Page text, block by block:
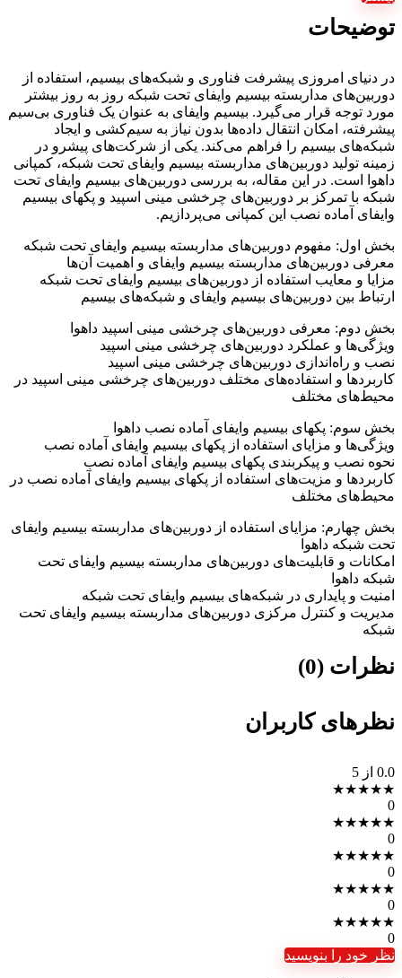
توضیحات
در دنیای امروزی پیشرفت فناوری و شبکه‌های بیسیم، استفاده از
دوربین‌های مداربسته بیسیم وایفای تحت شبکه روز به روز بیشتر
مورد توجه قرار می‌گیرد. بیسیم وایفای به عنوان یک فناوری بی‌سیم
پیشرفته، امکان انتقال داده‌ها بدون نیاز به سیم‌کشی و ایجاد
شبکه‌های بیسیم را فراهم می‌کند. یکی از شرکت‌های پیشرو در
زمینه تولید دوربین‌های مداربسته بیسیم وایفای تحت شبکه، کمپانی
داهوا است. در این مقاله، به بررسی دوربین‌های بیسیم وایفای تحت
شبکه با تمرکز بر دوربین‌های چرخشی مینی اسپید و پکهای بیسیم
وایفای آماده نصب این کمپانی می‌پردازیم.
بخش اول: مفهوم دوربین‌های مداربسته بیسیم وایفای تحت شبکه
معرفی دوربین‌های مداربسته بیسیم وایفای و اهمیت آن‌ها
مزایا و معایب استفاده از دوربین‌های بیسیم وایفای تحت شبکه
ارتباط بین دوربین‌های بیسیم وایفای و شبکه‌های بیسیم
بخش دوم: معرفی دوربین‌های چرخشی مینی اسپید داهوا
ویژگی‌ها و عملکرد دوربین‌های چرخشی مینی اسپید
نصب و راه‌اندازی دوربین‌های چرخشی مینی اسپید
کاربردها و استفاده‌های مختلف دوربین‌های چرخشی مینی اسپید در
محیط‌های مختلف
بخش سوم: پکهای بیسیم وایفای آماده نصب داهوا
ویژگی‌ها و مزایای استفاده از پکهای بیسیم وایفای آماده نصب
نحوه نصب و پیکربندی پکهای بیسیم وایفای آماده نصب
کاربردها و مزیت‌های استفاده از پکهای بیسیم وایفای آماده نصب در
محیط‌های مختلف
بخش چهارم: مزایای استفاده از دوربین‌های مداربسته بیسیم وایفای
تحت شبکه داهوا
امکانات و قابلیت‌های دوربین‌های مداربسته بیسیم وایفای تحت
شبکه داهوا
امنیت و پایداری در شبکه‌های بیسیم وایفای تحت شبکه
مدیریت و کنترل مرکزی دوربین‌های مداربسته بیسیم وایفای تحت
شبکه
نظرات (0)
نظرهای کاربران
0.0 از 5
★
★
★
★
★
0
★
★
★
★
★
0
★
★
★
★
★
0
★
★
★
★
★
0
★
★
★
★
★
0
نظر خود را بنویسید